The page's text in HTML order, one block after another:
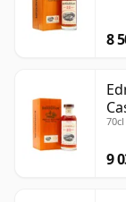
8
70cl
9